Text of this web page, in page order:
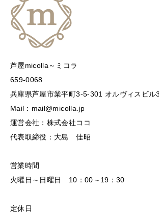
芦屋micolla～ミコラ
659-0068
兵庫県芦屋市業平町3-5-301 オルヴィスビル
Mail：mail@micolla.jp
運営会社：株式会社ココ
代表取締役：大島 佳昭
営業時間
火曜日～日曜日 10：00～19：30
定休日